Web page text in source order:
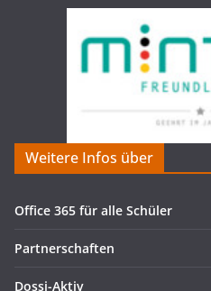
Weitere Infos über
Office 365 für alle Schüler
Partnerschaften
Dossi-Aktiv